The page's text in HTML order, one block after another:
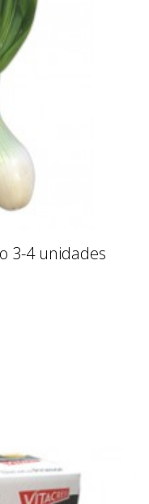
3-4 unidades